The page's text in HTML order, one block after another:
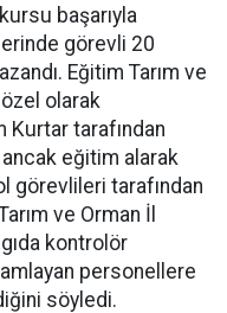
başarıyla
görevli 20
Eğitim Tarım ve
özel olarak
tarafından
eğitim alarak
görevlileri tarafından
ve Orman İl
kontrolör
personellere
söyledi.